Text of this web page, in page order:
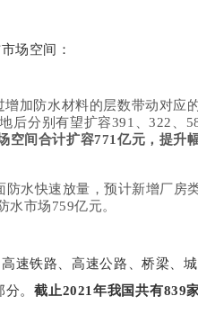
场空间：
加防水材料的层数带动对应
后分别有望扩容391、322、
空间合计扩容771亿元，提升
防水快速放量，预计新增厂房
水市场759亿元。
铁路、高速公路、桥梁、
分。截止2021年我国共有839